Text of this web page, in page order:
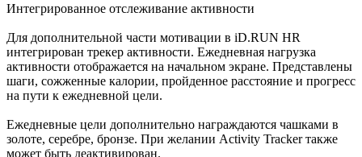
Интегрированное отслеживание активности
Для дополнительной части мотивации в iD.RUN HR
интегрирован трекер активности. Ежедневная нагрузка
активности отображается на начальном экране. Представлены
шаги, сожженные калории, пройденное расстояние и прогресс
на пути к ежедневной цели.
Ежедневные цели дополнительно награждаются чашками в
золоте, серебре, бронзе. При желании Activity Tracker также
может быть деактивирован.